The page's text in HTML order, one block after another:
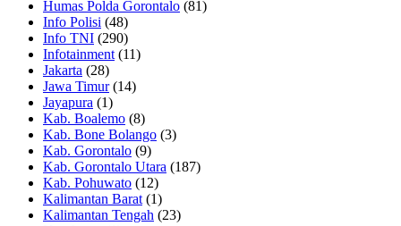
Humas Polda Gorontalo (81)
Info Polisi (48)
Info TNI (290)
Infotainment (11)
Jakarta (28)
Jawa Timur(14)
Jayapura (1)
Kab. Boalemo (8)
Kab. Bone Bolango (3)
Kab. Gorontalo (9)
Kab. Gorontalo Utara (187)
Kab. Pohuwato (12)
Kalimantan Barat (1)
Kalimantan Tengah (23)